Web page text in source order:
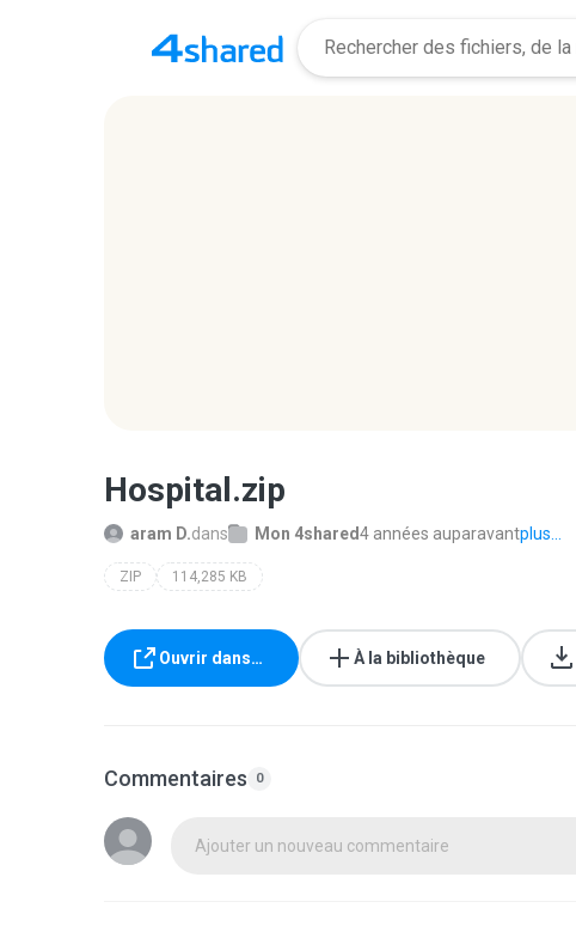
Hospital.zip
aram D.dans Mon 4shared4 années auparavantplus...
ZIP 114,285 KB
Ouvrir dans… À la bibliothèque
Commentaires 0
Ajouter un nouveau commentaire